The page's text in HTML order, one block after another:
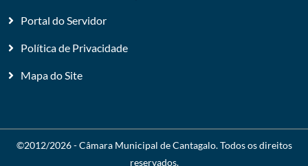
Portal do Servidor
Política de Privacidade
Mapa do Site
©2012/2026 -Câmara Municipal de Cantagalo. Todos os direitos
reservados.